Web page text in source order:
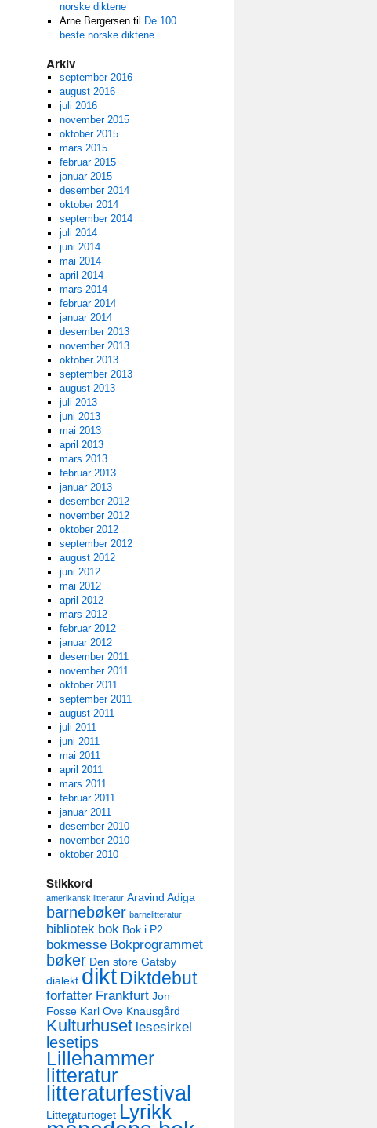
norske diktene
Arne Bergersentil
De 100
beste norske diktene
Arkiv
september 2016
august 2016
juli 2016
november 2015
oktober 2015
mars 2015
februar 2015
januar 2015
desember 2014
oktober 2014
september 2014
juli 2014
juni 2014
mai 2014
april 2014
mars 2014
februar 2014
januar 2014
desember 2013
november 2013
oktober 2013
september 2013
august 2013
juli 2013
juni 2013
mai 2013
april 2013
mars 2013
februar 2013
januar 2013
desember 2012
november 2012
oktober 2012
september 2012
august 2012
juni 2012
mai 2012
april 2012
mars 2012
februar 2012
januar 2012
desember 2011
november 2011
oktober 2011
september 2011
august 2011
juli 2011
juni 2011
mai 2011
april 2011
mars 2011
februar 2011
januar 2011
desember 2010
november 2010
oktober 2010
Stikkord
amerikansk litteratur Aravind Adiga
barnebøker barnelitteratur
bibliotek bok Bok i P2
bokmesse Bokprogrammet
bøker Den store Gatsby
dialekt diktDiktdebut
forfatter Frankfurt Jon
Fosse Karl Ove Knausgård
Kulturhuset lesesirkel
lesetips
Lillehammer
litteratur
litteraturfestival
Litteraturtoget Lyrikk